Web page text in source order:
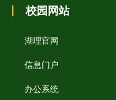
校园网站
湖理官网
信息门户
办公系统